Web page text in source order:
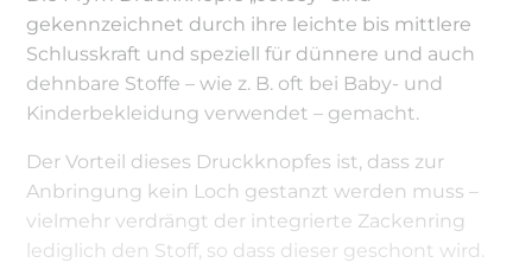
gekennzeichnet durch ihre leichte bis mittlere
Schlusskraft und speziell für dünnere und auch
dehnbare Stoffe – wie z. B. oft bei Baby- und
Kinderbekleidung verwendet – gemacht.
Der Vorteil dieses Druckknopfes ist, dass zur
Anbringung kein Loch gestanzt werden muss –
vielmehr verdrängt der integrierte Zackenring
lediglich den Stoff, so dass dieser geschont wird.